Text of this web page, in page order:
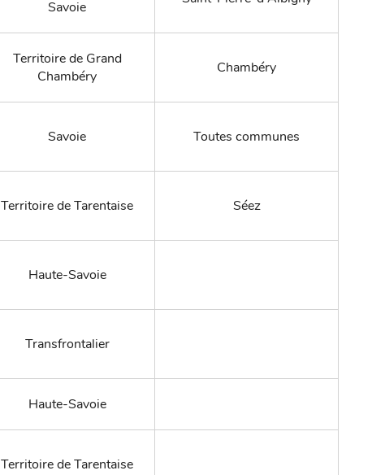
Savoie
Territoire de Grand
Chambéry
Chambéry
Savoie Toutes communes
Territoire de Tarentaise Séez
Haute-Savoie
Transfrontalier
Haute-Savoie
Territoire de Tarentaise